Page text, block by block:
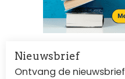
Nieuwsbrief
Ontvang de nieuwsbrief